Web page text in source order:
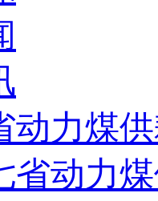
动力煤
省动力